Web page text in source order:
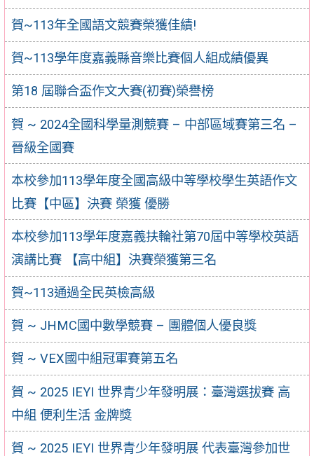
賀~113年全國語文競賽榮獲佳績!
賀~113學年度嘉義縣音樂比賽個人組成績優異
第18 屆聯合盃作文大賽(初賽)榮譽榜
賀 ~ 2024全國科學量測競賽 – 中部區域賽第三名 –
晉級全國賽
本校參加113學年度全國高級中等學校學生英語作文
比賽【中區】決賽 榮獲 優勝
本校參加113學年度嘉義扶輪社第70屆中等學校英語
演講比賽 【高中組】決賽榮獲第三名
賀~113通過全民英檢高級
賀 ~ JHMC國中數學競賽 – 團體個人優良獎
賀 ~ VEX國中組冠軍賽第五名
賀 ~ 2025 IEYI 世界青少年發明展：臺灣選拔賽 高
中組 便利生活 金牌獎
賀 ~ 2025 IEYI 世界青少年發明展 代表臺灣參加世